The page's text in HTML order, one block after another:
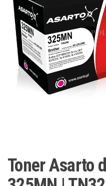
Toner Asarto